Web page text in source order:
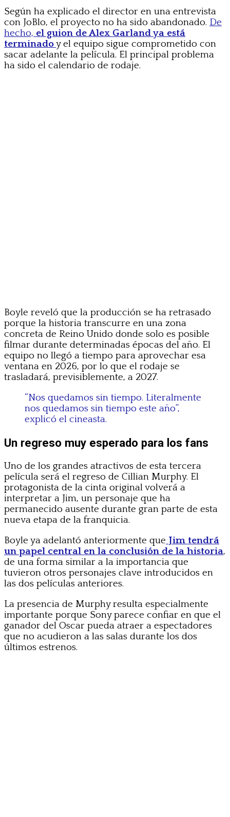
Según ha explicado el director en una entrevista
con JoBlo, el proyecto no ha sido abandonado. De
hecho, el guion de Alex Garland ya está
terminadoy el equipo sigue comprometido con
sacar adelante la película. El principal problema
ha sido el calendario de rodaje.
Boyle reveló que la producción se ha retrasado
porque la historia transcurre en una zona
concreta de Reino Unido donde solo es posible
filmar durante determinadas épocas del año. El
equipo no llegó a tiempo para aprovechar esa
ventana en 2026, por lo que el rodaje se
trasladará, previsiblemente, a 2027.
“Nos quedamos sin tiempo. Literalmente
nos quedamos sin tiempo este año”,
explicó el cineasta.
Un regreso muy esperado para los fans
Uno de los grandes atractivos de esta tercera
película será el regreso de Cillian Murphy. El
protagonista de la cinta original volverá a
interpretar a Jim, un personaje que ha
permanecido ausente durante gran parte de esta
nueva etapa de la franquicia.
Boyle ya adelantó anteriormente que Jim tendrá
un papel central en la conclusión de la historia,
de una forma similar a la importancia que
tuvieron otros personajes clave introducidos en
las dos películas anteriores.
La presencia de Murphy resulta especialmente
importante porque Sony parece confiar en que el
ganador del Oscar pueda atraer a espectadores
que no acudieron a las salas durante los dos
últimos estrenos.